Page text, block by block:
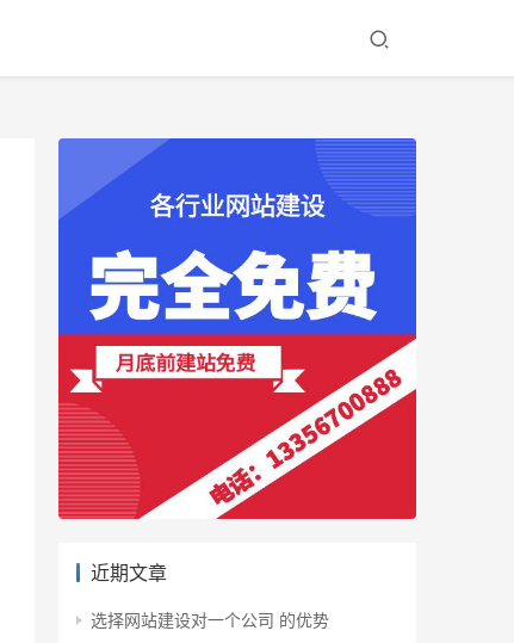
近期文章
选择网站建设对一个公司 的优势